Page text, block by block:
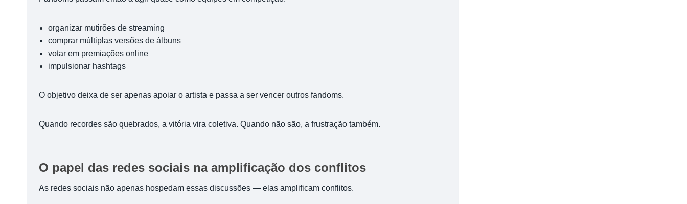
organizar mutirões de streaming
comprar múltiplas versões de álbuns
votar em premiações online
impulsionar hashtags
O objetivo deixa de ser apenas apoiar o artista e passa a ser vencer outros fandoms.
Quando recordes são quebrados, a vitória vira coletiva. Quando não são, a frustração também.
O papel das redes sociais na amplificação dos conflitos
As redes sociais não apenas hospedam essas discussões — elas amplificam conflitos.